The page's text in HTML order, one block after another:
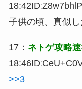
18:42
子供の頃、真似
17 ： ネトゲ攻略
18:46
>>3